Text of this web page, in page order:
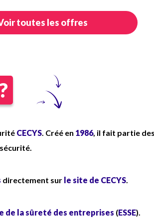
pré vol ;
ronde arrière
d'Agent de Sécurité H/F en
à temps plein
de JOUR de
AE 150
complète fournie
toutes les offres
CECYS. Créé en 1986, il fait partie
directement sur le site de CECYS.
de la sûreté des entreprises (ESSE).